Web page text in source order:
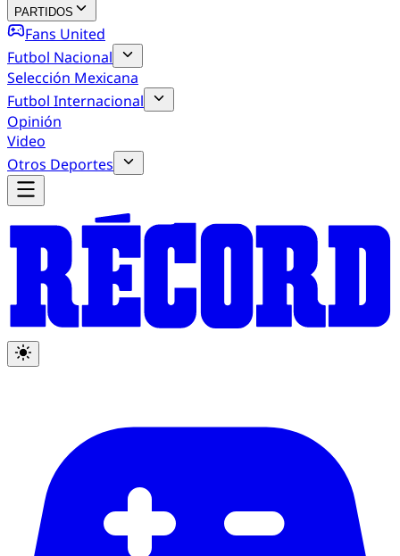
PARTIDOS
Fans United
Futbol Nacional
Selección Mexicana
Futbol Internacional
Opinión
Video
Otros Deportes